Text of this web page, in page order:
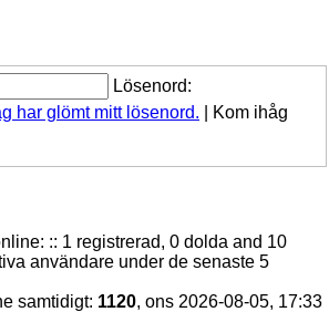
Lösenord:
har glömt mitt lösenord.
Kom ihåg
:: 1 registrerad, 0 dolda and 10
användare under de senaste 5
samtidigt: 1120, ons 2026-08-05, 17:33